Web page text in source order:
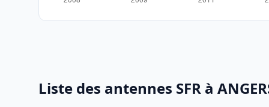
Liste des antennes SFR à